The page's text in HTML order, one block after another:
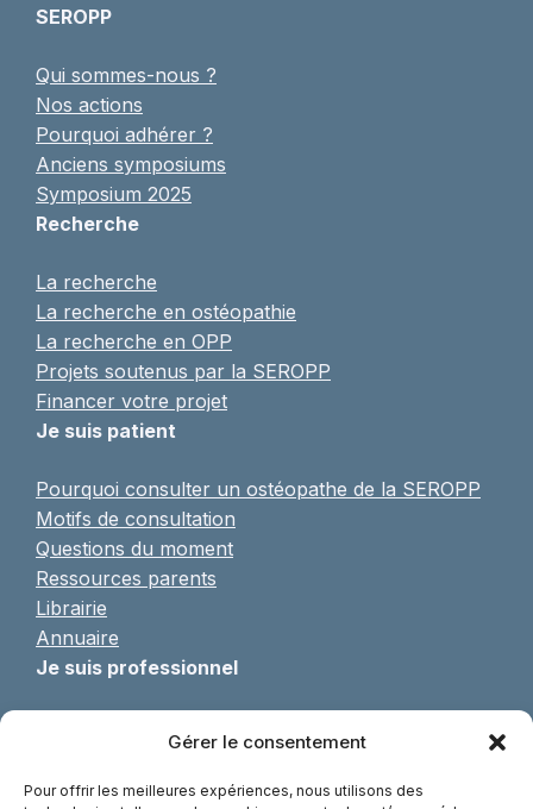
Gérer le consentement
Pour offrir les meilleures expériences, nous utilisons des
SEROPP
Qui sommes-nous ?
Nos actions
Pourquoi adhérer ?
Anciens symposiums
Symposium 2025
Recherche
La recherche
La recherche en ostéopathie
La recherche en OPP
Projets soutenus par la SEROPP
Financer votre projet
Je suis patient
Pourquoi consulter un ostéopathe de la SEROPP
Motifs de consultation
Questions du moment
Ressources parents
Librairie
Annuaire
Je suis professionnel
Formulaire d’adhésion
Formations continues